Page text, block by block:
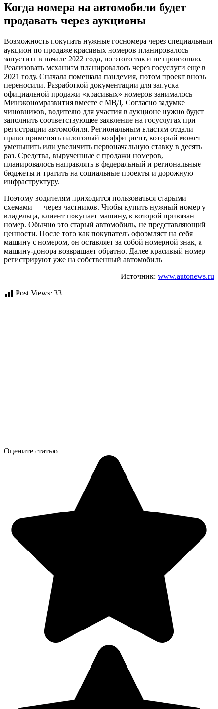
Когда номера на автомобили будет
продавать через аукционы
Возможность покупать нужные госномера через специальный
аукцион по продаже красивых номеров планировалось
запустить в начале 2022 года, но этого так и не произошло.
Реализовать механизм планировалось через госуслуги еще в
2021 году. Сначала помешала пандемия, потом проект вновь
переносили. Разработкой документации для запуска
официальной продажи «красивых» номеров занималось
Минэкономразвития вместе с МВД. Согласно задумке
чиновников, водителю для участия в аукционе нужно будет
заполнить соответствующее заявление на госуслугах при
регистрации автомобиля. Региональным властям отдали
право применять налоговый коэффициент, который может
уменьшить или увеличить первоначальную ставку в десять
раз. Средства, вырученные с продажи номеров,
планировалось направлять в федеральный и региональные
бюджеты и тратить на социальные проекты и дорожную
инфраструктуру.
Поэтому водителям приходится пользоваться старыми
схемами — через частников. Чтобы купить нужный номер у
владельца, клиент покупает машину, к которой привязан
номер. Обычно это старый автомобиль, не представляющий
ценности. После того как покупатель оформляет на себя
машину с номером, он оставляет за собой номерной знак, а
машину-донора возвращает обратно. Далее красивый номер
регистрируют уже на собственный автомобиль.
Источник: www.autonews.ru
Post Views: 33
Оцените статью